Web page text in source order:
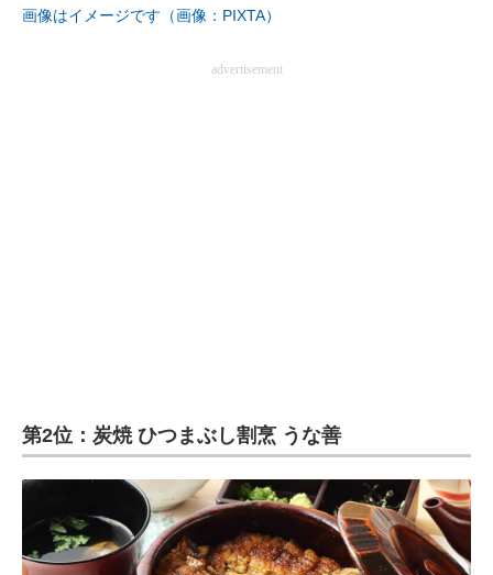
画像はイメージです（画像：PIXTA）
advertisement
第2位：炭焼 ひつまぶし割烹 うな善